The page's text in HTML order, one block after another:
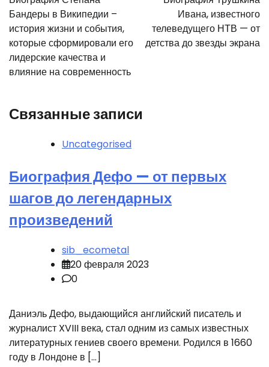
записям
Бандеры в Википедии –
история жизни и события,
которые сформировали его
лидерские качества и
влияние на современность
Ивана, известного
телеведущего НТВ — от
детства до звезды экрана
Связанные записи
Uncategorised
Биография Дефо — от первых
шагов до легендарных
произведений
sib_ecometal
20 февраля 2023
0
Даниэль Дефо, выдающийся английский писатель и
журналист XVIII века, стал одним из самых известных
литературных гениев своего времени. Родился в 1660
году в Лондоне в […]